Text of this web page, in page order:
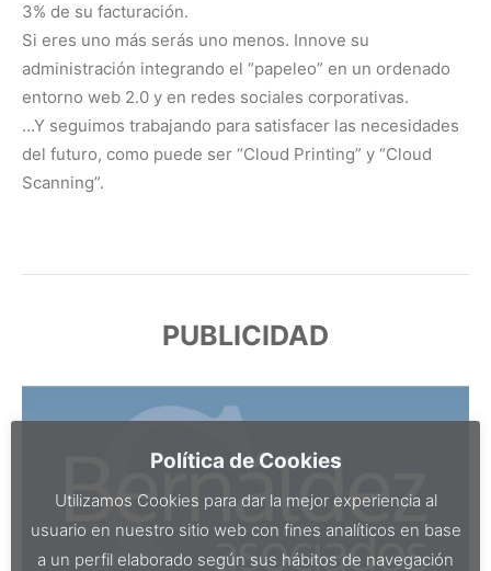
3% de su facturación.
Si eres uno más serás uno menos. Innove su
administración integrando el “papeleo” en un ordenado
entorno web 2.0 y en redes sociales corporativas.
…Y seguimos trabajando para satisfacer las necesidades
del futuro, como puede ser “Cloud Printing” y “Cloud
Scanning”.
PUBLICIDAD
Política de Cookies
Utilizamos Cookies para dar la mejor experiencia al
usuario en nuestro sitio web con fines analíticos en base
a un perfil elaborado según sus hábitos de navegación